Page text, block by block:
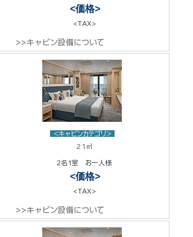
<価格>
<TAX>
>>キャビン設備について
<キャビンカテゴリ>
21㎡
2名1室 お一人様
<価格>
<TAX>
>>キャビン設備について